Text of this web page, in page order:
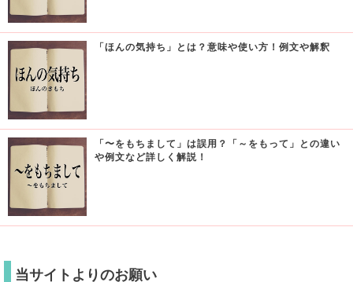
「ほんの気持ち」とは？意味や使い方！例文や解釈
「〜をもちまして」は誤用？「～をもって」との違い
や例文など詳しく解説！
当サイトよりのお願い